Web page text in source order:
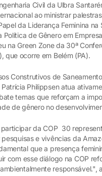
Civil da Ulbra
ao ministrar
da Liderança Feminina
de Gênero em
na Green Zone da 30ª
que ocorre em Belém (PA).
Construtivos de
Philippsen atua
temas que reforçam a
de gênero no
da COP 30
e vivências da
que a presença
com esse diálogo na COP
responsável.",